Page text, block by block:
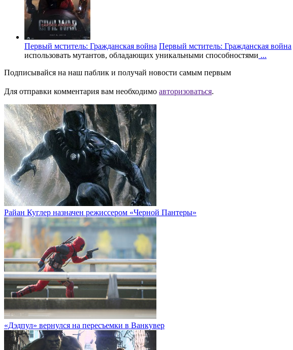
Первый мститель: Гражданская война Первый мститель: Гражданская война
использовать мутантов, обладающих уникальными способностями ...
Подписывайся на наш паблик и получай новости самым первым
Для отправки комментария вам необходимо авторизоваться.
Райан Куглер назначен режиссером «Черной Пантеры»
«Дэдпул» вернулся на пересъемки в Ванкувер